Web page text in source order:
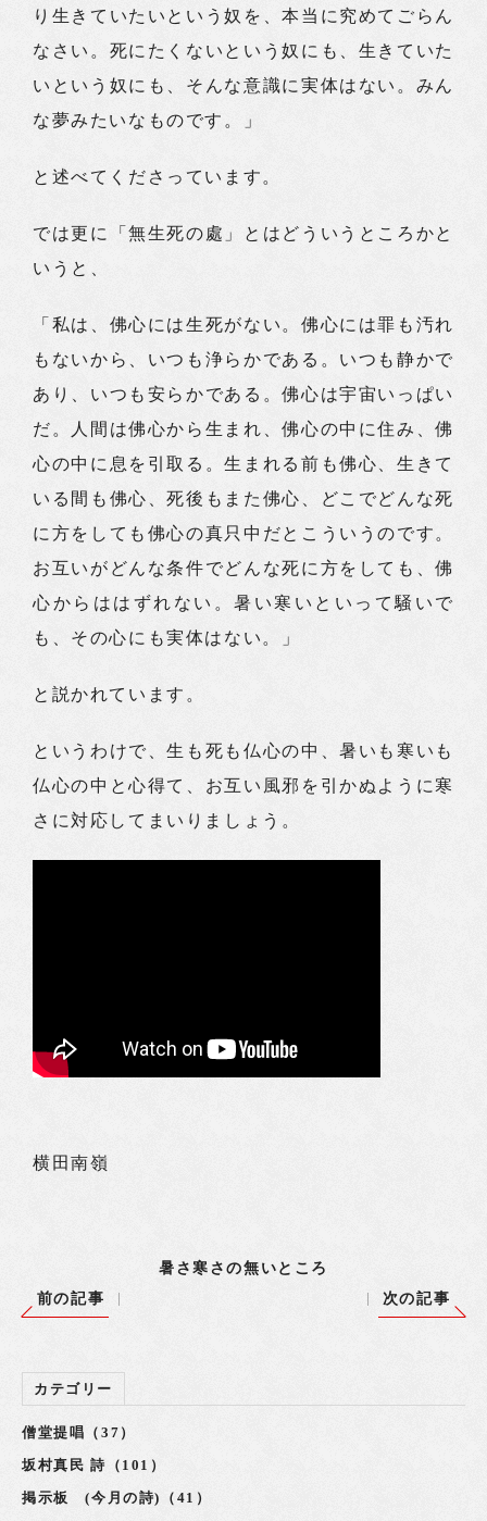
り生きていたいという奴を、本当に究めてごらん
なさい。死にたくないという奴にも、生きていた
いという奴にも、そんな意識に実体はない。みん
な夢みたいなものです。」
と述べてくださっています。
では更に「無生死の處」とはどういうところかと
いうと、
「私は、佛心には生死がない。佛心には罪も汚れ
もないから、いつも浄らかである。いつも静かで
あり、いつも安らかである。佛心は宇宙いっぱい
だ。人間は佛心から生まれ、佛心の中に住み、佛
心の中に息を引取る。生まれる前も佛心、生きて
いる間も佛心、死後もまた佛心、どこでどんな死
に方をしても佛心の真只中だとこういうのです。
お互いがどんな条件でどんな死に方をしても、佛
心からははずれない。暑い寒いといって騒いで
も、その心にも実体はない。」
と説かれています。
というわけで、生も死も仏心の中、暑いも寒いも
仏心の中と心得て、お互い風邪を引かぬように寒
さに対応してまいりましょう。
横田南嶺
暑さ寒さの無いところ
前の記事
次の記事
カテゴリー
僧堂提唱（37）
坂村真民 詩（101）
掲示板 (今月の詩)（41）